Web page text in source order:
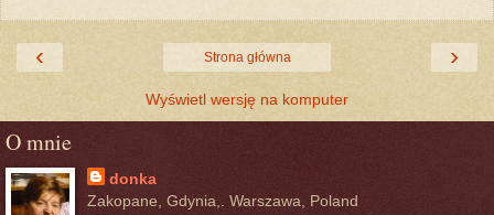
‹ ›
Strona główna
Wyświetl wersję na komputer
O mnie
donka
Zakopane, Gdynia,. Warszawa, Poland